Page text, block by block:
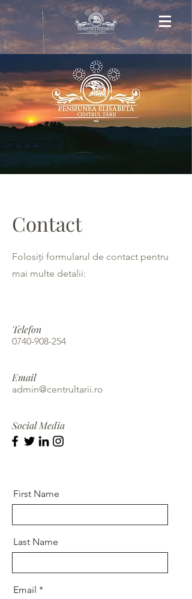
Contact
Folosiți formularul de contact pentru
mai multe detalii:
Telefon
0740-908-254
Email
admin@centrultarii.ro
Social Media
First Name
Last Name
Email